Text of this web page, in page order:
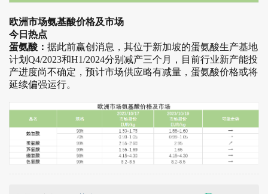
欧洲市场氨基酸价格及市场
今日热点
蛋氨酸： 据此前赢创消息，其位于新加坡的蛋氨酸生产基地
计划Q4/2023和H1/2024分别减产三个月，目前行业新产能投
产进度尚不确定，预计市场供应略有减量，蛋氨酸价格或将
延续偏强运行。